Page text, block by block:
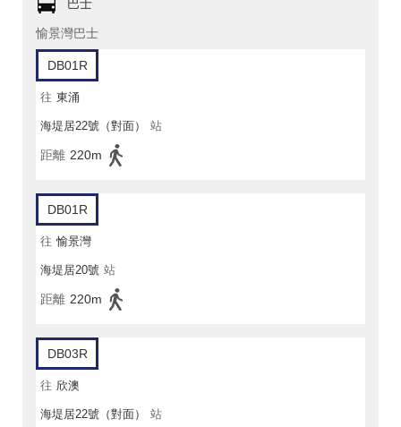
巴士
愉景灣巴士
DB01R
往 東涌
海堤居22號（對面） 站
距離 220m
DB01R
往 愉景灣
海堤居20號 站
距離 220m
DB03R
往 欣澳
海堤居22號（對面） 站